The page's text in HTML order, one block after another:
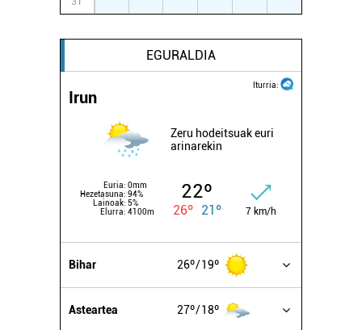
EGURALDIA
Iturria:
Irun
Zeru hodeitsuak euri
arinarekin
Euria: 0mm
Hezetasuna: 94%
Lainoak: 5%
Elurra: 4100m
22º
26º 21º 7 km/h
Bihar 26º 19º
Asteartea 27º 18º